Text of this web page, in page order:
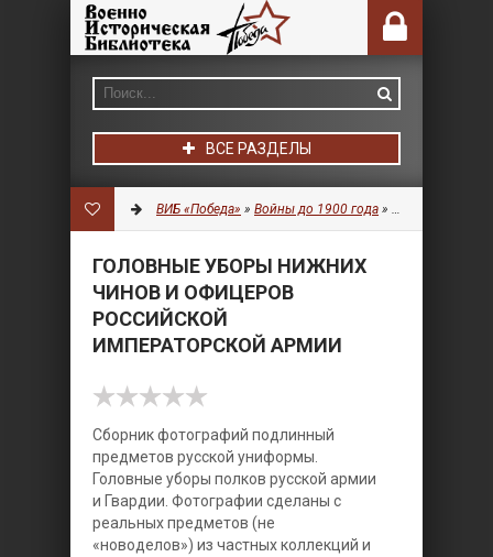
ВСЕ РАЗДЕЛЫ
ВИБ «Победа» » Войны до 1900 года » Униформа
ГОЛОВНЫЕ УБОРЫ НИЖНИХ
ЧИНОВ И ОФИЦЕРОВ
РОССИЙСКОЙ
ИМПЕРАТОРСКОЙ АРМИИ
Сборник фотографий подлинный
предметов русской униформы.
Головные уборы полков русской армии
и Гвардии. Фотографии сделаны с
реальных предметов (не
«новоделов») из частных коллекций и